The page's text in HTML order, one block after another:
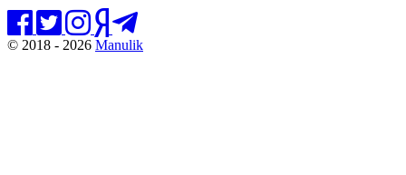
© 2018 - 2026 Manulik